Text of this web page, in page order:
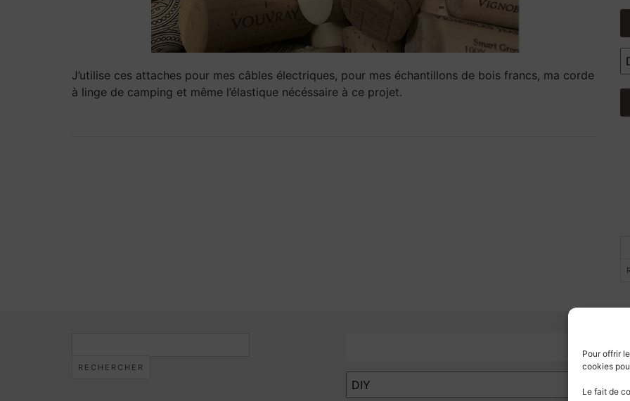
Pour offrir
cookies
Le fait de
J’utilise ces attaches pour mes câbles électriques, pour mes échantillons de bois francs, ma corde
à linge de camping et même l’élastique nécéssaire à ce projet.
Catégories